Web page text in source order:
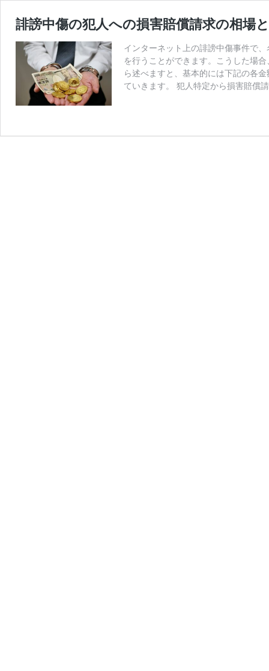
誹謗中傷の犯人への損害賠償請求の相場
インターネット上の誹謗中傷事件で
を行うことができます。こうした場
ら述べますと、基本的には下記の各
ていきます。 犯人特定から損害賠償